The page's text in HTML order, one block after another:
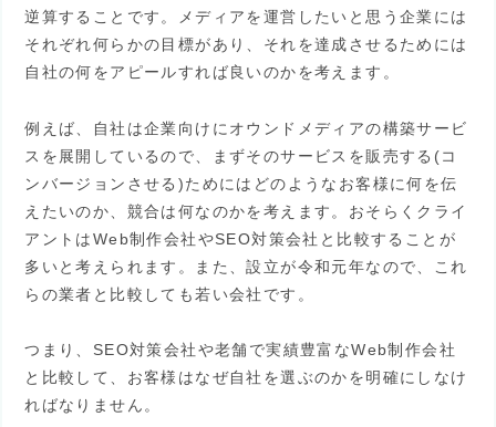
逆算することです。メディアを運営したいと思う企業には
それぞれ何らかの目標があり、それを達成させるためには
自社の何をアピールすれば良いのかを考えます。
例えば、自社は企業向けにオウンドメディアの構築サービ
スを展開しているので、まずそのサービスを販売する(コ
ンバージョンさせる)ためにはどのようなお客様に何を伝
えたいのか、競合は何なのかを考えます。おそらくクライ
アントはWeb制作会社やSEO対策会社と比較することが
多いと考えられます。また、設立が令和元年なので、これ
らの業者と比較しても若い会社です。
つまり、SEO対策会社や老舗で実績豊富なWeb制作会社
と比較して、お客様はなぜ自社を選ぶのかを明確にしなけ
ればなりません。